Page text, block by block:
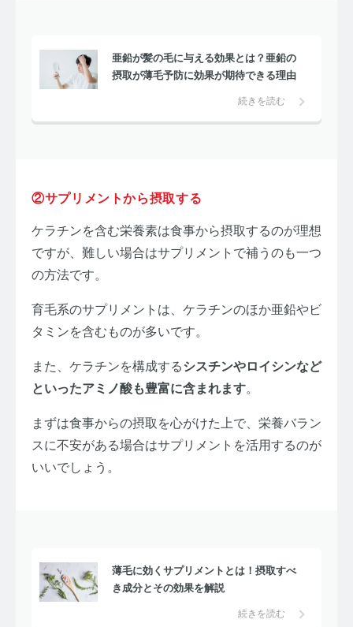
亜鉛が髪の毛に与える効果とは？亜鉛の
摂取が薄毛予防に効果が期待できる理由
続きを読む
②サプリメントから摂取する
ケラチンを含む栄養素は食事から摂取するのが理想
ですが、難しい場合はサプリメントで補うのも一つ
の方法です。
育毛系のサプリメントは、ケラチンのほか亜鉛やビ
タミンを含むものが多いです。
また、ケラチンを構成するシスチンやロイシンなど
といったアミノ酸も豊富に含まれます。
まずは食事からの摂取を心がけた上で、栄養バラン
スに不安がある場合はサプリメントを活用するのが
いいでしょう。
薄毛に効くサプリメントとは！摂取すべ
き成分とその効果を解説
続きを読む